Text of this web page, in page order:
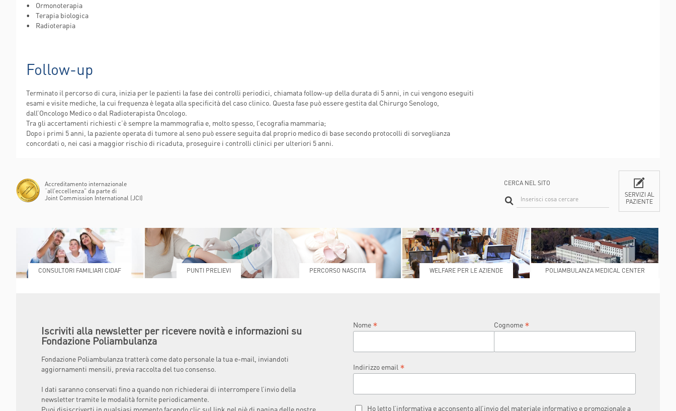
• Ormonoterapia
• Terapia biologica
• Radioterapia
Follow-up
Terminato il percorso di cura, inizia per le pazienti la fase dei controlli periodici, chiamata follow-up della durata di 5 anni, in cui vengono eseguiti
esami e visite mediche, la cui frequenza è legata alla specificità del caso clinico. Questa fase può essere gestita dal Chirurgo Senologo,
dall’Oncologo Medico o dal Radioterapista Oncologo.
Tra gli accertamenti richiesti c’è sempre la mammografia e, molto spesso, l’ecografia mammaria;
Dopo i primi 5 anni, la paziente operata di tumore al seno può essere seguita dal proprio medico di base secondo protocolli di sorveglianza
concordati o, nei casi a maggior rischio di ricaduta, proseguire i controlli clinici per ulteriori 5 anni.
Accreditamento internazionale
“all’eccellenza” da parte di
Joint Commission International (JCI)
SERVIZI AL
PAZIENTE
CONTATTI
CERCA NEL SITO
CONSULTORI FAMILIARI CIDAF PUNTI PRELIEVI PERCORSO NASCITA WELFARE PER LE AZIENDE
POLIAMBULANZA MEDICAL CENTER
Iscriviti alla newsletter per ricevere novità e informazioni su
Fondazione Poliambulanza
Fondazione Poliambulanza tratterà come dato personale la tua e-mail, inviandoti
aggiornamenti mensili, previa raccolta del tuo consenso.
I dati saranno conservati fino a quando non richiederai di interrompere l’invio della
newsletter tramite le modalità fornite periodicamente.
Puoi disiscriverti in qualsiasi momento facendo clic sul link nel piè di pagina delle nostre
Nome * Cognome *
Indirizzo email *
Ho letto l’informativa e acconsento all’invio del materiale informativo e promozionale a